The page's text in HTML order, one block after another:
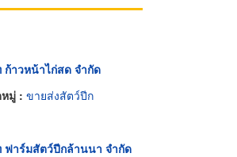
ก้าวหน้าไก่สด จำกัด
มู่ : ขายส่งสัตว์ปีก
ฟาร์มสัตว์ปีกล้านนา จำกัด